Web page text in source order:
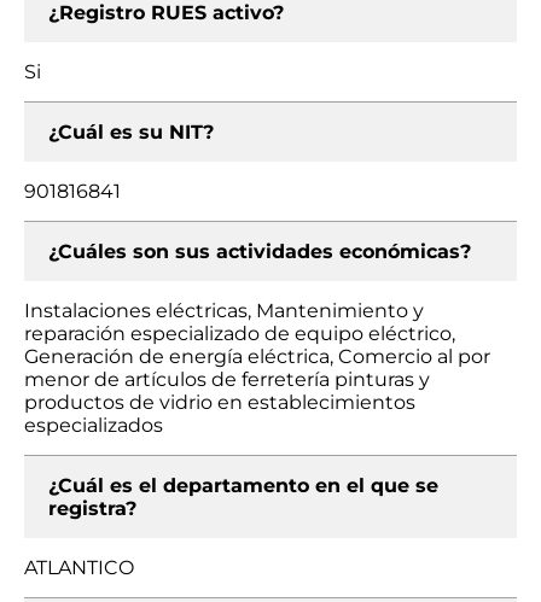
¿Registro RUES activo?
Si
¿Cuál es su NIT?
901816841
¿Cuáles son sus actividades económicas?
Instalaciones eléctricas, Mantenimiento y
reparación especializado de equipo eléctrico,
Generación de energía eléctrica, Comercio al por
menor de artículos de ferretería pinturas y
productos de vidrio en establecimientos
especializados
¿Cuál es el departamento en el que se
registra?
ATLANTICO